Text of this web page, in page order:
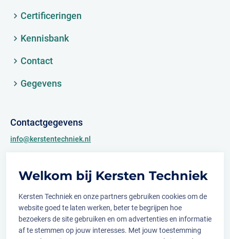
Welkom bij Kersten Techniek
Kersten Techniek en onze partners gebruiken cookies om de
website goed te laten werken, beter te begrijpen hoe
bezoekers de site gebruiken en om advertenties en informatie
af te stemmen op jouw interesses. Met jouw toestemming
Certificeringen
Kennisbank
Contact
Gegevens
Contactgegevens
info@kerstentechniek.nl
Archimedesweg 2
Volg ons op